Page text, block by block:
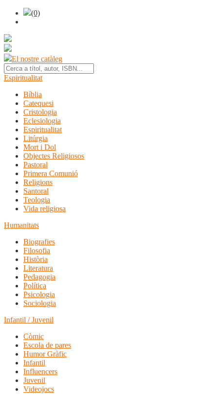
(0)
El nostre catàleg
Espiritualitat
Bíblia
Catequesi
Cristologia
Eclesiologia
Espiritualitat
Litúrgia
Mort i Dol
Objectes Religiosos
Pastoral
Primera Comunió
Religions
Santoral
Teologia
Vida religiosa
Humanitats
Biografies
Filosofia
Història
Literatura
Pedagogia
Política
Psicologia
Sociologia
Infantil / Juvenil
Còmic
Escola de pares
Humor Gràfic
Infantil
Influencers
Juvenil
Videojocs